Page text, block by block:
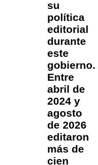
su
política
editorial
durante
este
gobierno.
Entre
abril de
2024 y
agosto
de 2026
editaron
más de
cien